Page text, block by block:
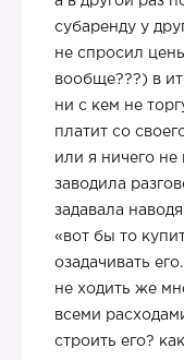
субаренду у
не спросил
вообще???) в
ни с кем не
платит со
или я ничего не
заводила
задавала
«вот бы то
озадачивать
не ходить же
всеми
строить его?